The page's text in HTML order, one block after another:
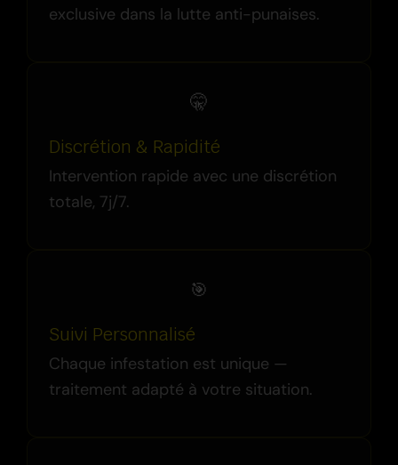
exclusive dans la lutte anti-punaises.
🤫
Discrétion & Rapidité
Intervention rapide avec une discrétion
totale, 7j/7.
🎯
Suivi Personnalisé
Chaque infestation est unique —
traitement adapté à votre situation.